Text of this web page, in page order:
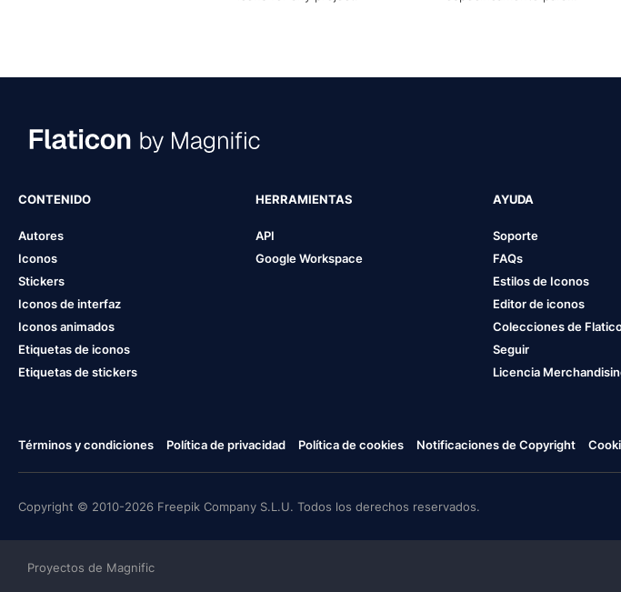
CONTENIDO
Autores
Iconos
Stickers
Iconos de interfaz
Iconos animados
Etiquetas de iconos
Etiquetas de stickers
HERRAMIENTAS
API
Google Workspace
AYUDA
Soporte
FAQs
Estilos de Iconos
Editor de iconos
Colecciones de
Seguir
Licencia
Términos y condiciones Política de privacidad Política de cookies Notificaciones de Copyright
Copyright © 2010-2026 Freepik Company S.L.U. Todos los derechos reservados.
Proyectos de Magnific